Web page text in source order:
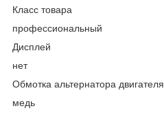
Класс товара
профессиональный
Дисплей
нет
Обмотка альтернатора двигателя
медь